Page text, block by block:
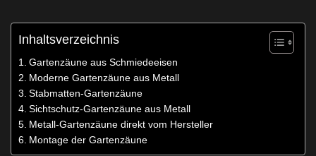
Inhaltsverzeichnis
Gartenzäune aus Schmiedeeisen
Moderne Gartenzäune aus Metall
Stabmatten-Gartenzäune
Sichtschutz-Gartenzäune aus Metall
Metall-Gartenzäune direkt vom Hersteller
Montage der Gartenzäune